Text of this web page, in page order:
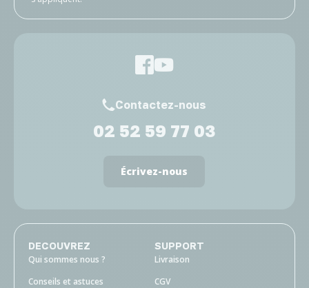
Contactez-nous
02 52 59 77 03
Écrivez-nous
DECOUVREZ
Qui sommes nous ?
Conseils et astuces
SUPPORT
Livraison
CGV